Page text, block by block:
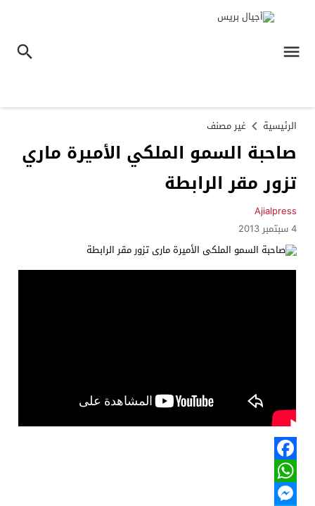
الرئيسية غير مصنف
صاحبة السمو الملكي الأميرة ماري
تزور مقر الرابطة
Ajialpress
4 سبتمبر 2013
Facebook
WhatsApp